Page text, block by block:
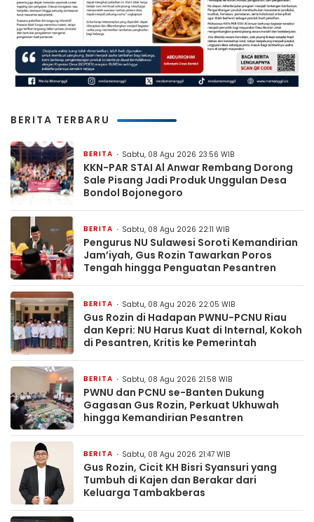
BERITA TERBARU
BERITA Sabtu, 08 Agu 2026 23:56 WIB
KKN-PAR STAI Al Anwar Rembang Dorong
Sale Pisang Jadi Produk Unggulan Desa
Bondol Bojonegoro
BERITA Sabtu, 08 Agu 2026 22:11 WIB
Pengurus NU Sulawesi Soroti Kemandirian
Jam’iyah, Gus Rozin Tawarkan Poros
Tengah hingga Penguatan Pesantren
BERITA Sabtu, 08 Agu 2026 22:05 WIB
Gus Rozin di Hadapan PWNU-PCNU Riau
dan Kepri: NU Harus Kuat di Internal, Kokoh
di Pesantren, Kritis ke Pemerintah
BERITA Sabtu, 08 Agu 2026 21:58 WIB
PWNU dan PCNU se-Banten Dukung
Gagasan Gus Rozin, Perkuat Ukhuwah
hingga Kemandirian Pesantren
BERITA Sabtu, 08 Agu 2026 21:47 WIB
Gus Rozin, Cicit KH Bisri Syansuri yang
Tumbuh di Kajen dan Berakar dari
Keluarga Tambakberas